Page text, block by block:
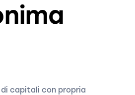
capitali con propria